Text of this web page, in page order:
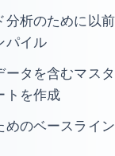
分析のために以
パイル
ータを含むマス
トを作成
めのベースライ